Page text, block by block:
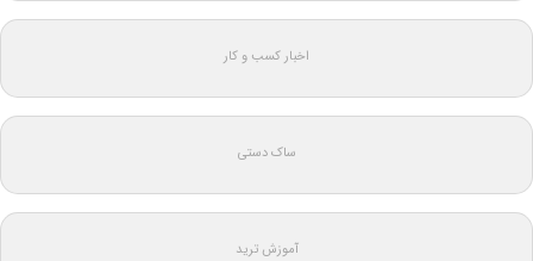
اخبار کسب و کار
ساک دستی
آموزش ترید